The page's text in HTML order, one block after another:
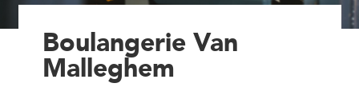
Boulangerie Van
Malleghem